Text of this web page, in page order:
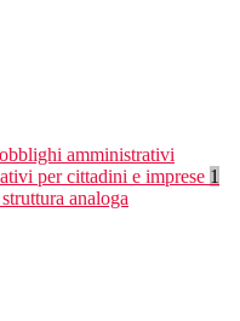
amministrativi
per cittadini e imprese 1
analoga